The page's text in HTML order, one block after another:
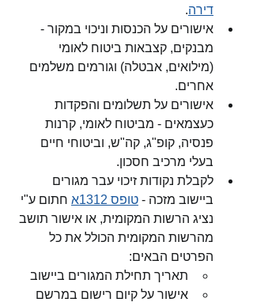
דירה.
אישורים על הכנסות וניכוי במקור -
מבנקים, קצבאות ביטוח לאומי
(מילואים, אבטלה) וגורמים משלמים
אחרים.
אישורים על תשלומים והפקדות
כעצמאים - מביטוח לאומי, קרנות
פנסיה, קופ"ג, קה"ש, וביטוחי חיים
בעלי מרכיב חסכון.
לקבלת נקודות זיכוי עבר מגורים
ביישוב מזכה - טופס 1312א
חתום ע"י
נציג הרשות המקומית, או אישור תושב
מהרשות המקומית הכולל את כל
הפרטים הבאים:
תאריך תחילת המגורים ביישוב
אישור על קיום רישום במרשם